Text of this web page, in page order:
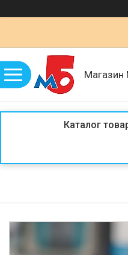
Каталог